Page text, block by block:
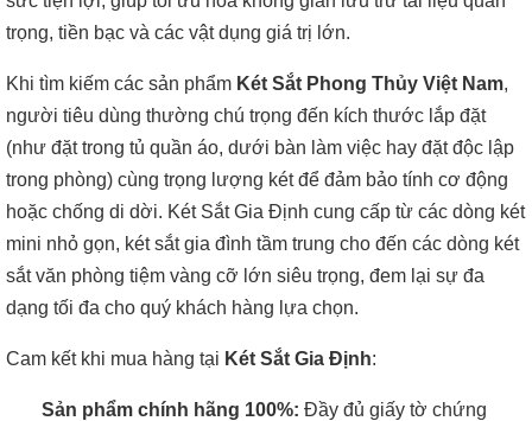
trọng, tiền bạc và các vật dụng giá trị lớn.
Khi tìm kiếm các sản phẩm Két Sắt Phong Thủy Việt Nam,
người tiêu dùng thường chú trọng đến kích thước lắp đặt
(như đặt trong tủ quần áo, dưới bàn làm việc hay đặt độc lập
trong phòng) cùng trọng lượng két để đảm bảo tính cơ động
hoặc chống di dời. Két Sắt Gia Định cung cấp từ các dòng két
mini nhỏ gọn, két sắt gia đình tầm trung cho đến các dòng két
sắt văn phòng tiệm vàng cỡ lớn siêu trọng, đem lại sự đa
dạng tối đa cho quý khách hàng lựa chọn.
Cam kết khi mua hàng tại Két Sắt Gia Định:
Sản phẩm chính hãng 100%: Đầy đủ giấy tờ chứng